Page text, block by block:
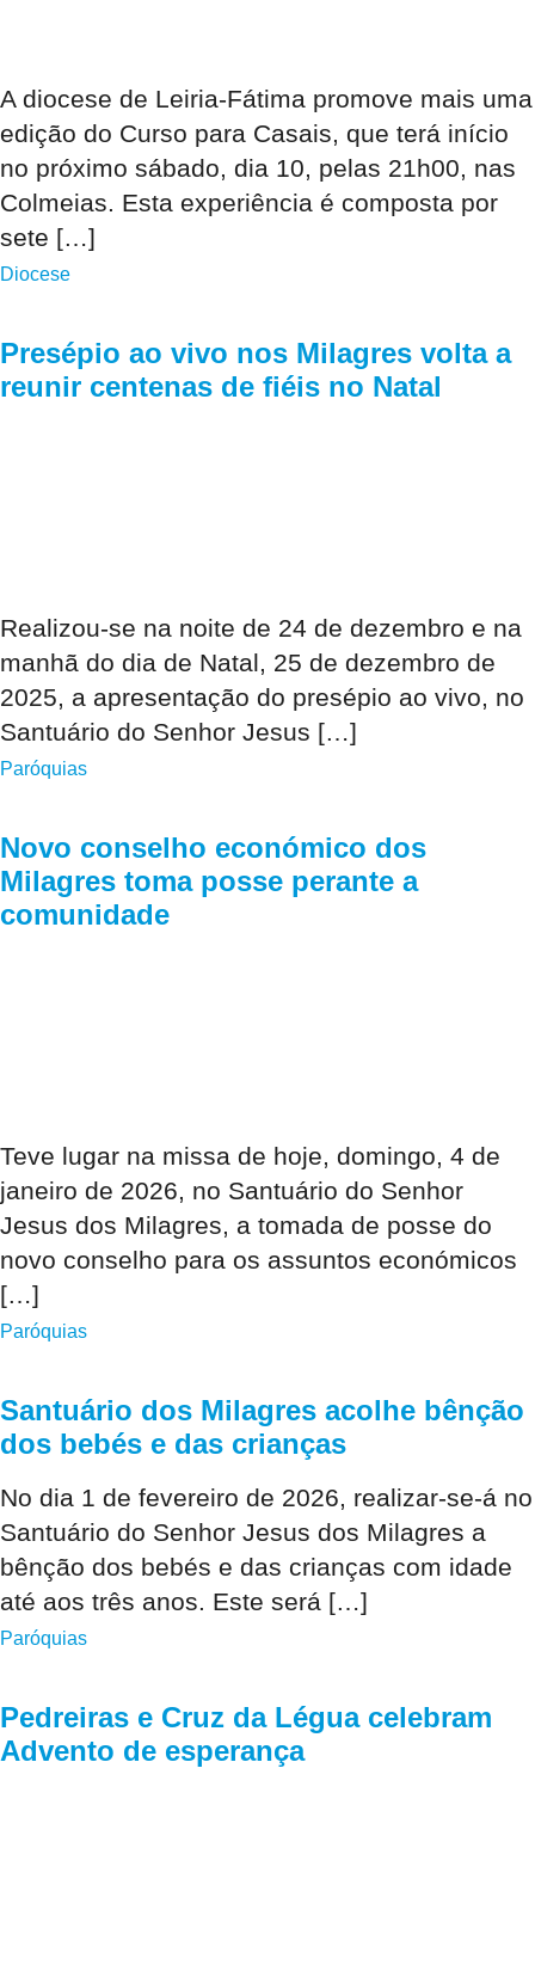
A diocese de Leiria-Fátima promove mais uma
edição do Curso para Casais, que terá início
no próximo sábado, dia 10, pelas 21h00, nas
Colmeias. Esta experiência é composta por
sete […]
Diocese
Presépio ao vivo nos Milagres volta a
reunir centenas de fiéis no Natal
Realizou-se na noite de 24 de dezembro e na
manhã do dia de Natal, 25 de dezembro de
2025, a apresentação do presépio ao vivo, no
Santuário do Senhor Jesus […]
Paróquias
Novo conselho económico dos
Milagres toma posse perante a
comunidade
Teve lugar na missa de hoje, domingo, 4 de
janeiro de 2026, no Santuário do Senhor
Jesus dos Milagres, a tomada de posse do
novo conselho para os assuntos económicos
[…]
Paróquias
Santuário dos Milagres acolhe bênção
dos bebés e das crianças
No dia 1 de fevereiro de 2026, realizar-se-á no
Santuário do Senhor Jesus dos Milagres a
bênção dos bebés e das crianças com idade
até aos três anos. Este será […]
Paróquias
Pedreiras e Cruz da Légua celebram
Advento de esperança